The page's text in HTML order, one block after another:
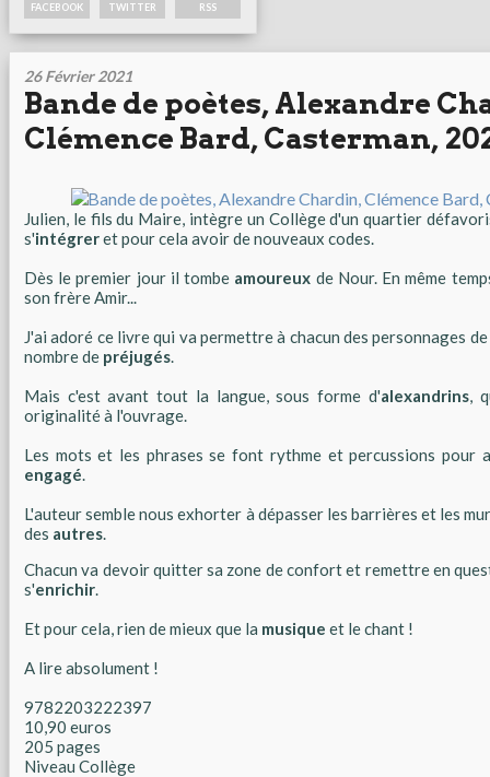
FACEBOOK TWITTER RSS
26 Février 2021
Bande de poètes, Alexandre
Clémence Bard, Casterman,
Julien, le fils du Maire, intègre un Collège d'un quartier
s'intégreret pour cela avoir de nouveaux codes.
Dès le premier jour il tombe amoureux de Nour. En même
son frère Amir...
J'ai adoré ce livre qui va permettre à chacun des personnages
nombre de préjugés.
Mais c'est avant tout la langue, sous forme d'alexandrins,
originalité à l'ouvrage.
Les mots et les phrases se font rythme et percussions pour
engagé.
L'auteur semble nous exhorter à dépasser les barrières et les
des autres.
Chacun va devoir quitter sa zone de confort et remettre en
s'enrichir.
Et pour cela, rien de mieux que la musique et le chant !
A lire absolument !
9782203222397
10,90 euros
205 pages
Niveau Collège